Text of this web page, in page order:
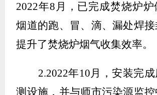
2022年8 月，已完成焚烧炉炉
烟道的跑、冒、滴、漏处焊
提升了焚烧炉烟气收集效率。
2.2022年10月，安装完
测设施，并与师市污染源监控